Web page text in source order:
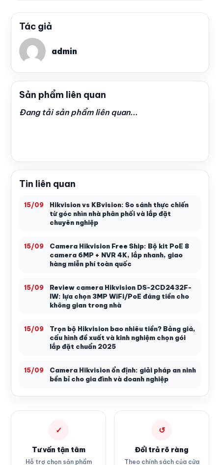
Tác giả
admin
Sản phẩm liên quan
Đang tải sản phẩm liên quan...
Tin liên quan
15/09
Hikvision vs KBvision: So sánh thực chiến
từ góc nhìn nhà phân phối và lắp đặt
chuyên nghiệp
15/09
Camera Hikvision Free Ship: Bộ kit PoE 8
camera 6MP + NVR 4K, lắp nhanh, giao
hàng miễn phí toàn quốc
15/09
Review camera Hikvision DS-2CD2432F-
IW: lựa chọn 3MP WiFi/PoE đáng tiền cho
không gian trong nhà
15/09
Trọn bộ Hikvision bao nhiêu tiền? Bảng giá,
cấu hình đề xuất và kinh nghiệm chọn gói
lắp đặt chuẩn 2025
15/09
Camera Hikvision ổn định: giải pháp an ninh
bền bỉ cho gia đình và doanh nghiệp
✓
Tư vấn tận tâm
Hỗ trợ chọn sản phẩm
↺
Đổi trả rõ ràng
Theo chính sách của cửa